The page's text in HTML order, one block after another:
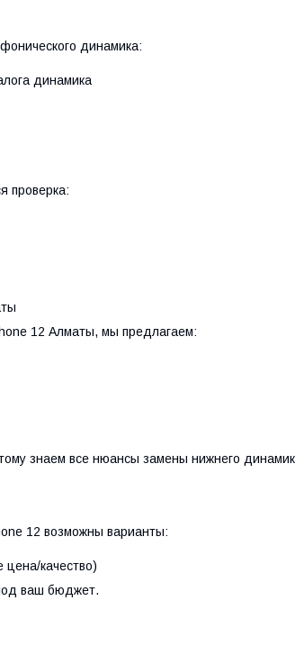
динамика:
динамика
проверка:
12 Алматы, мы предлагаем:
знаем все нюансы замены нижнего
12 возможны варианты:
качество)
ваш бюджет.